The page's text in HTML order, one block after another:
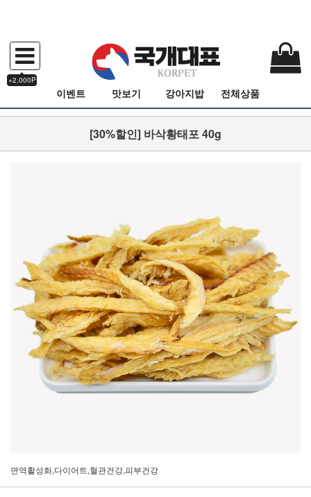
+2,000P
이벤트 맛보기 강아지밥 전체상품
[30%할인] 바삭황태포 40g
면역활성화,다이어트,혈관건강,피부건강